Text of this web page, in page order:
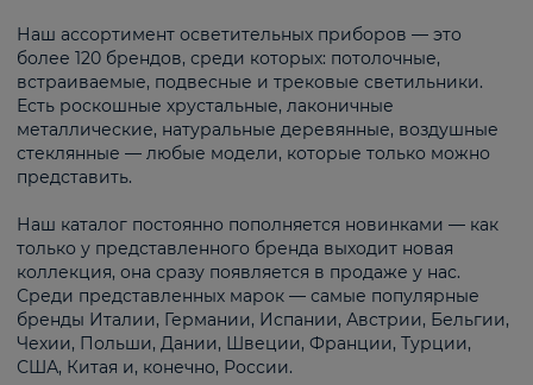
Наш ассортимент осветительных приборов — это
более 120 брендов, среди которых: потолочные,
встраиваемые, подвесные и трековые светильники.
Есть роскошные хрустальные, лаконичные
металлические, натуральные деревянные, воздушные
стеклянные — любые модели, которые только можно
представить.
Наш каталог постоянно пополняется новинками — как
только у представленного бренда выходит новая
коллекция, она сразу появляется в продаже у нас.
Среди представленных марок — самые популярные
бренды Италии, Германии, Испании, Австрии, Бельгии,
Чехии, Польши, Дании, Швеции, Франции, Турции,
США, Китая и, конечно, России.